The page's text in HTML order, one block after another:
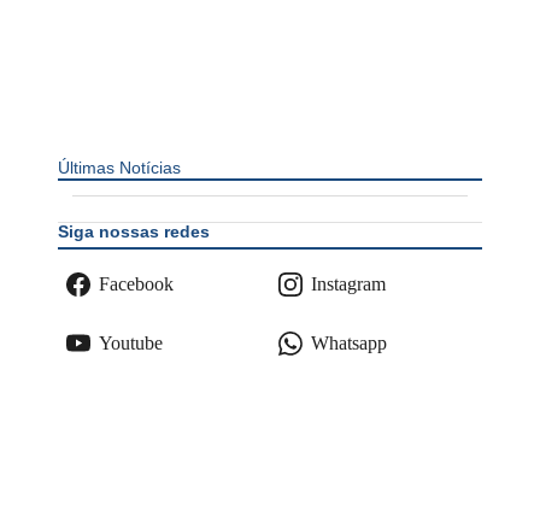
Últimas Notícias
Siga nossas redes
Facebook Instagram
Youtube Whatsapp